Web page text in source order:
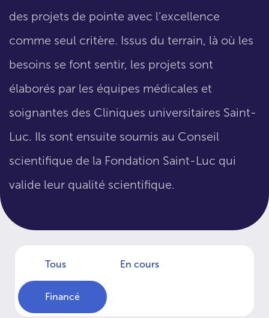
des projets de pointe avec l’excellence
comme seul critère. Issus du terrain, là où les
besoins se font sentir, les projets sont
élaborés par les équipes médicales et
soignantes des Cliniques universitaires Saint-
Luc. Ils sont ensuite soumis au Conseil
scientifique de la Fondation Saint-Luc qui
valide leur qualité scientifique.
Tous En cours
Financé